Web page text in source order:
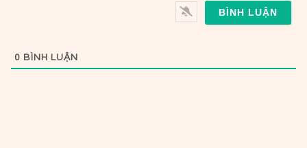
0 BÌNH LUẬN